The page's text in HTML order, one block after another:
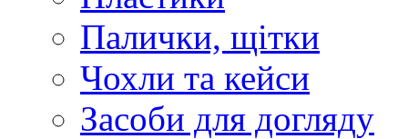
Палички, щітки
Чохли та кейси
Засоби для догляду